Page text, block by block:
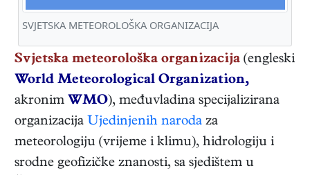
SVJETSKA METEOROLOŠKA ORGANIZACIJA
Svjetska meteorološka organizacija (engleski
World Meteorological Organization,
akronim WMO), međuvladina specijalizirana
organizacija Ujedinjenih naroda za
meteorologiju (vrijeme i klimu), hidrologiju i
srodne geofizičke znanosti, sa sjedištem u